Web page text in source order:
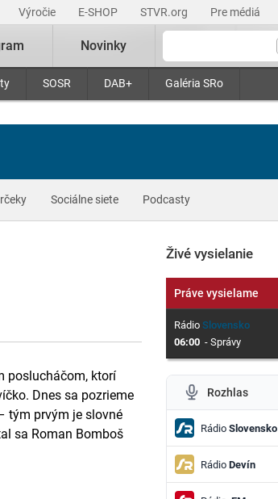
Výročie E-SHOP STVR.org Pre médiá
SOSR DAB+ Galéria SRo
Novinky
Sociálne siete Podcasty
poslucháčom, ktorí
Dnes sa pozrieme
tým prvým je slovné
sa Roman Bomboš
Živé vysielanie
Práve vysielame
RádioSlovensko
06:00 - Správy
Rozhlas
RádioSlovensko
RádioDevín